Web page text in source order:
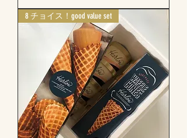
8 チョイス！good value set